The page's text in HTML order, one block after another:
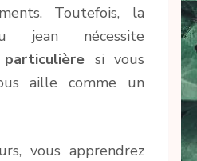
Toutefois, la
jean nécessite
si vous
aille comme un
vous apprendrez